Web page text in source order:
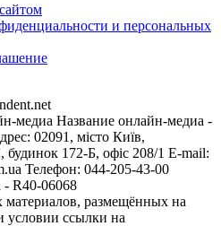
и персональных
медиа Название онлайн-медиа -
02091, місто Київ,
172-Б, офіс 208/1 E-mail:
Телефон: 044-205-43-00
R40-06068
размещённых на
условии ссылки на